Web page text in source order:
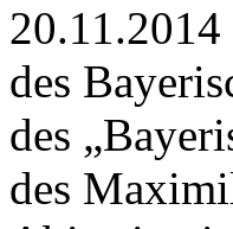
des
des
des